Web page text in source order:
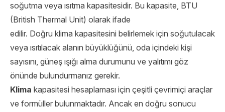
soğutma veya ısıtma kapasitesidir. Bu kapasite, BTU
(British Thermal Unit) olarak ifade
edilir. Doğru klima kapasitesini belirlemek için soğutulacak
veya ısıtılacak alanın büyüklüğünü, oda içindeki kişi
sayısını, güneş ışığı alma durumunu ve yalıtımı göz
önünde bulundurmanız gerekir.
Klima kapasitesi hesaplaması için çeşitli çevrimiçi araçlar
ve formüller bulunmaktadır. Ancak en doğru sonucu